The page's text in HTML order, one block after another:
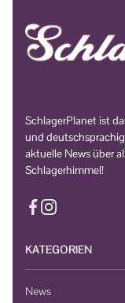
SchlagerPlanet ist
und
aktuelle News über
Schlagerhimmel!
KATEGORIEN
News